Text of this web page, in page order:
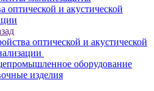
оптической и акустической
оптической и акустической
оборудование
изделия